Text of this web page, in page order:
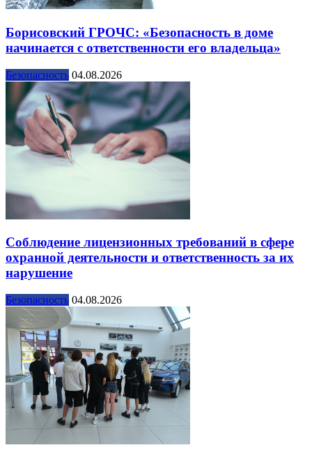
Борисовский ГРОЧС: «Безопасность в доме
начинается с ответственности его владельца»
Безопасность 04.08.2026
Соблюдение лицензионных требований в сфере
охранной деятельности и ответственность за их
нарушение
Безопасность 04.08.2026